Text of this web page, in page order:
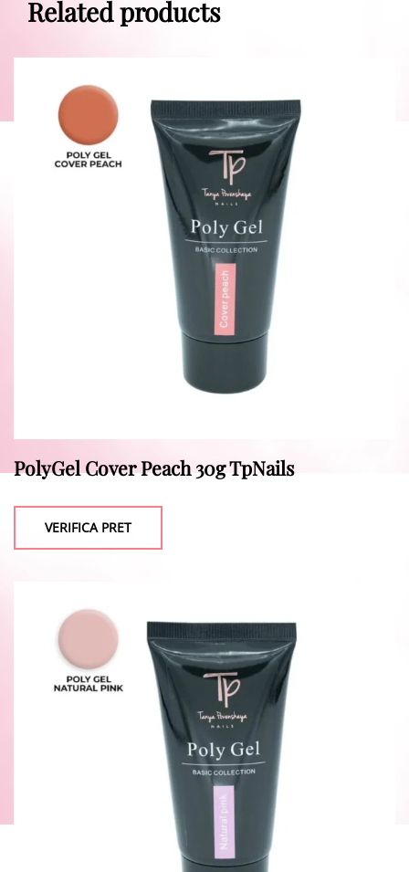
Related products
PolyGel Cover Peach 30g TpNails
VERIFICA PRET